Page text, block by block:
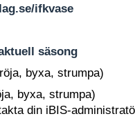
ifkvase
säsong
byxa, strumpa)
byxa, strumpa)
din iBIS-